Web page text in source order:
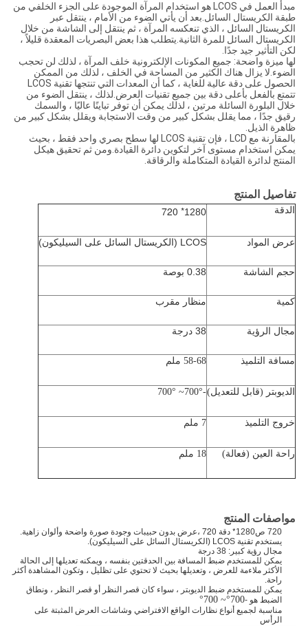
مبدأ العمل في LCOS هو استخدام المرآة الموجودة على الجزء الخلفي من
طبقة الكريستال السائل.بعد أن يأتي الضوء من الأمام ، ينتقل عبر
الكريستال السائل ، الذي تنعكسه المرآة ، ثم ينتقل إلى الشاشة من خلال
الكريستال السائل للمرة الثانية.يتطلب هذا بعض البصريات المعقدة قليلاً ،
لكن التأثير جيد جدًا.
لها ميزة واضحة: جميع المكونات الإلكترونية خلف المرآة ، لذلك لن تحجب
الضوء.لا يزال هناك الكثير من المساحة في الخلف ، لذلك من الممكن
الحصول على دقة عالية للغاية ، كما أن المعدات التي تنتجها تقنية LCOS
تتمتع بالفعل بأعلى دقة بين جميع تقنيات العرض.لذلك ، ينتقل الضوء من
خلال البلورة السائلة مرتين ، لذلك يمكن أن توفر تباينًا عاليًا ، والسمك
رقيق جدًا ، مما يقلل بشكل كبير من وقت الاستجابة ويقلل بشكل كبير من
ظاهرة الذيل.
بالمقارنة مع LCD ، فإن تقنية LCOS لها سطح بصري واحد فقط ، بحيث
يمكن استخدام مستوى آخر لتكوين دائرة القيادة.ومن ثم تحقيق هيكل
المنتج لدائرة القيادة المتكاملة والرقاقة.
تفاصيل المنتج
الدقة 1280
* 720
عرض المواد LCOS ( الكريستال السائل على السيليكون)
حجم الشاشة 0.38 بوصة
كمية منظار مقرب
مجال الرؤية 38 درجة
مسافة التلميذ 58-68 ملم
الديوبتر (قابل للتعديل)-700
°
~ 700
°
خروج التلميذ 7 ملم
راحة العين (فعالة) 18 ملم
مواصفات المنتج
720 ص 1280* دقة 720 ،
عرض بدون حبيبات وجودة صورة واضحة وألوان زاهية.
يستخدم تقنية LCOS (الكريستال السائل على السيليكون).
مجال رؤية كبير: 38 درجة
يمكن للمستخدم ضبط المسافة بين الحدقتين بنفسه ، ويمكنه تعديلها إلى الحالة
الأكثر ملاءمة للعرض ، وتعديلها بحيث لا تحتوي على تظليل ، وتكون المشاهدة أكثر
راحة.
يمكن للمستخدم ضبط الديوبتر ، سواء كان قصر النظر أو قصر النظر ، ونطاق
الضبط هو -700
°
~ 700
°
مناسبة لجميع أنواع نظارات الواقع الافتراضي وشاشات العرض المثبتة على
الرأس